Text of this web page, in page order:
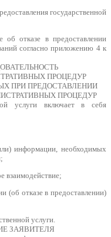
государственной
отказе в предоставлении
согласно приложению 4 к
ПРОЦЕДУР
ПРИ ПРЕДОСТАВЛЕНИИ
ПРОЦЕДУР
услуги включает в себя
информации, необходимых
взаимодействие;
(об отказе в предоставлении)
услуги.
ЗАЯВИТЕЛЯ